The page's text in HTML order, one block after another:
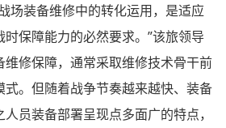
场装备维修中的转化运用，是适应
保障能力的必然要求。”该旅领导
修保障，通常采取维修技术骨干前
。但随着战争节奏越来越快、装备
员装备部署呈现点多面广的特点，